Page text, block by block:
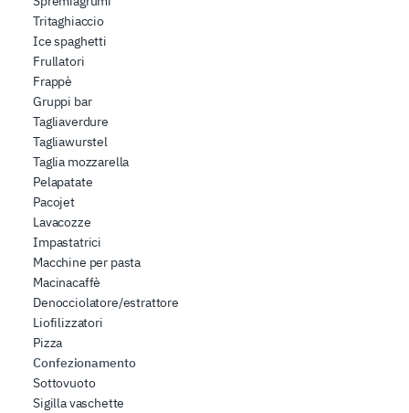
Tritaghiaccio
Ice spaghetti
Frullatori
Frappè
Gruppi bar
Tagliaverdure
Tagliawurstel
Taglia mozzarella
Pelapatate
Pacojet
Lavacozze
Impastatrici
Macchine per pasta
Macinacaffè
Denocciolatore/estrattore
Liofilizzatori
Pizza
Confezionamento
Sottovuoto
Sigilla vaschette